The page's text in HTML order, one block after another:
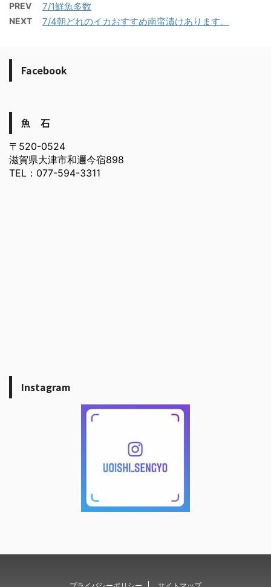
PREV 7/1鮮魚多数
NEXT 7/4朝どれのイカおすすめ南蛮漬けあります。
Facebook
魚 石
〒520-0524
滋賀県大津市和邇今宿898
TEL：077-594-3311
Instagram